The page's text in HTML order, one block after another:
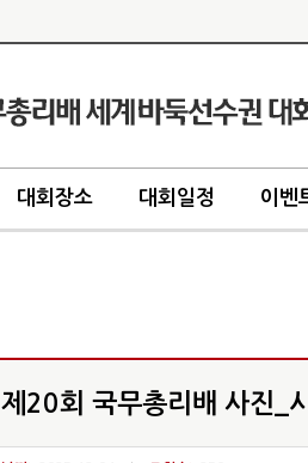
대회장소 대회일정 이벤
제20회 국무총리배 사진_